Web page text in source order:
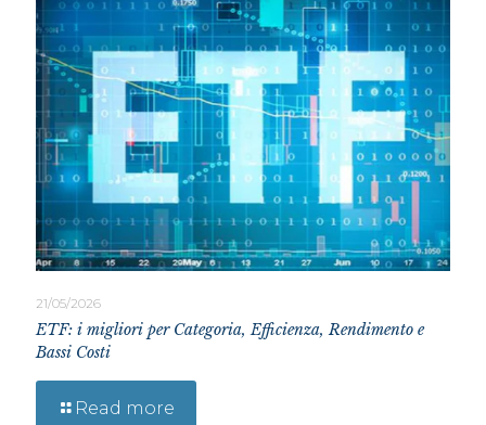
21/05/2026
ETF: i migliori per Categoria, Efficienza, Rendimento e
Bassi Costi
Read more